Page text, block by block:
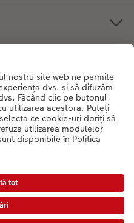
sau comanda dvs., vă rugăm